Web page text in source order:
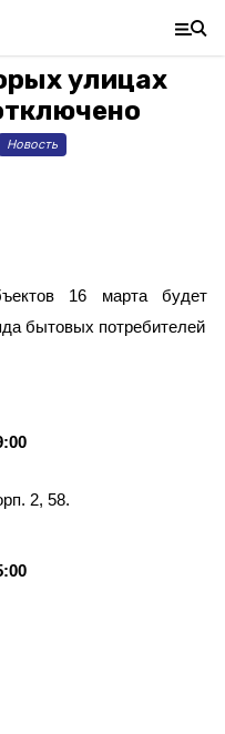
улицах
Новость
16 марта будет
бытовых потребителей
2, 58.